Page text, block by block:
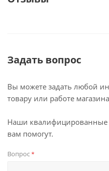
Задать вопрос
Вы можете задать любой
товару или работе
Наши квалифицированные
вам помогут.
Вопрос*